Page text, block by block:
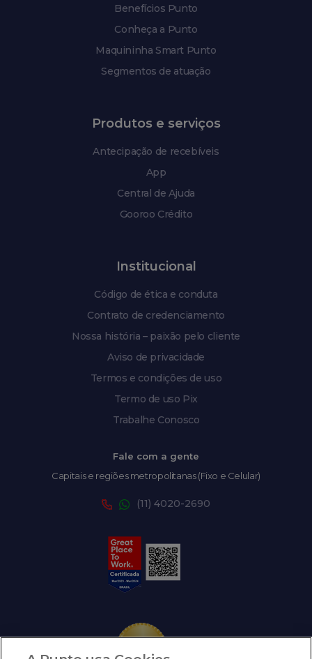
Benefícios Punto
Conheça a Punto
Maquininha Smart Punto
Segmentos de atuação
Produtos e serviços
Antecipação de recebíveis
App
Central de Ajuda
Gooroo Crédito
Institucional
Código de ética e conduta
Contrato de credenciamento
Nossa história – paixão pelo cliente
Aviso de privacidade
Termos e condições de uso
Termo de uso Pix
Trabalhe Conosco
Fale com a gente
Capitais e regiões metropolitanas (Fixo e Celular)
(11) 4020-2690